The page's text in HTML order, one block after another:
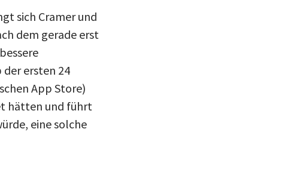
sich Cramer und
dem gerade erst
ersten 24
App Store)
hätten und führt
eine solche